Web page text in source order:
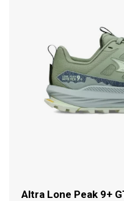
Altra Lone Peak 9+